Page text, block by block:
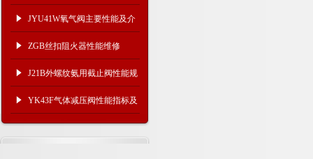
作参数
JYU41W氧气阀主要性能及介
质温度
ZGB丝扣阻火器性能维修
J21B外螺纹氨用截止阀性能规
范与连接尺寸
YK43F气体减压阀性能指标及
技术参数